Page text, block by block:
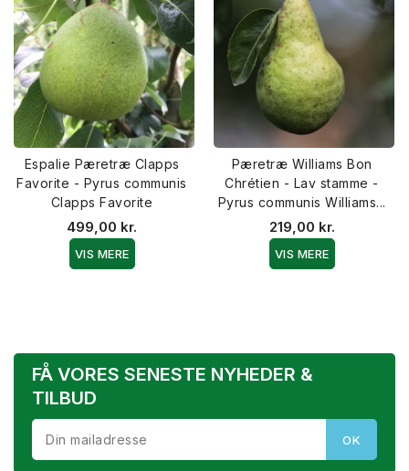
Espalie Pæretræ Clapps
Favorite - Pyrus communis
Clapps Favorite
499,00 kr.
VIS MERE
Pæretræ Williams Bon
Chrétien - Lav stamme -
Pyrus communis Williams...
219,00 kr.
VIS MERE
FÅ VORES SENESTE NYHEDER &
TILBUD